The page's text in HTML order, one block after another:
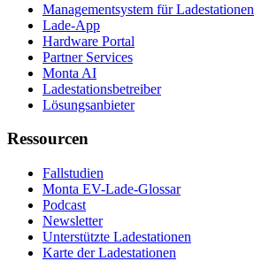
Managementsystem für Ladestationen
Lade-App
Hardware Portal
Partner Services
Monta AI
Ladestationsbetreiber
Lösungsanbieter
Ressourcen
Fallstudien
Monta EV-Lade-Glossar
Podcast
Newsletter
Unterstützte Ladestationen
Karte der Ladestationen